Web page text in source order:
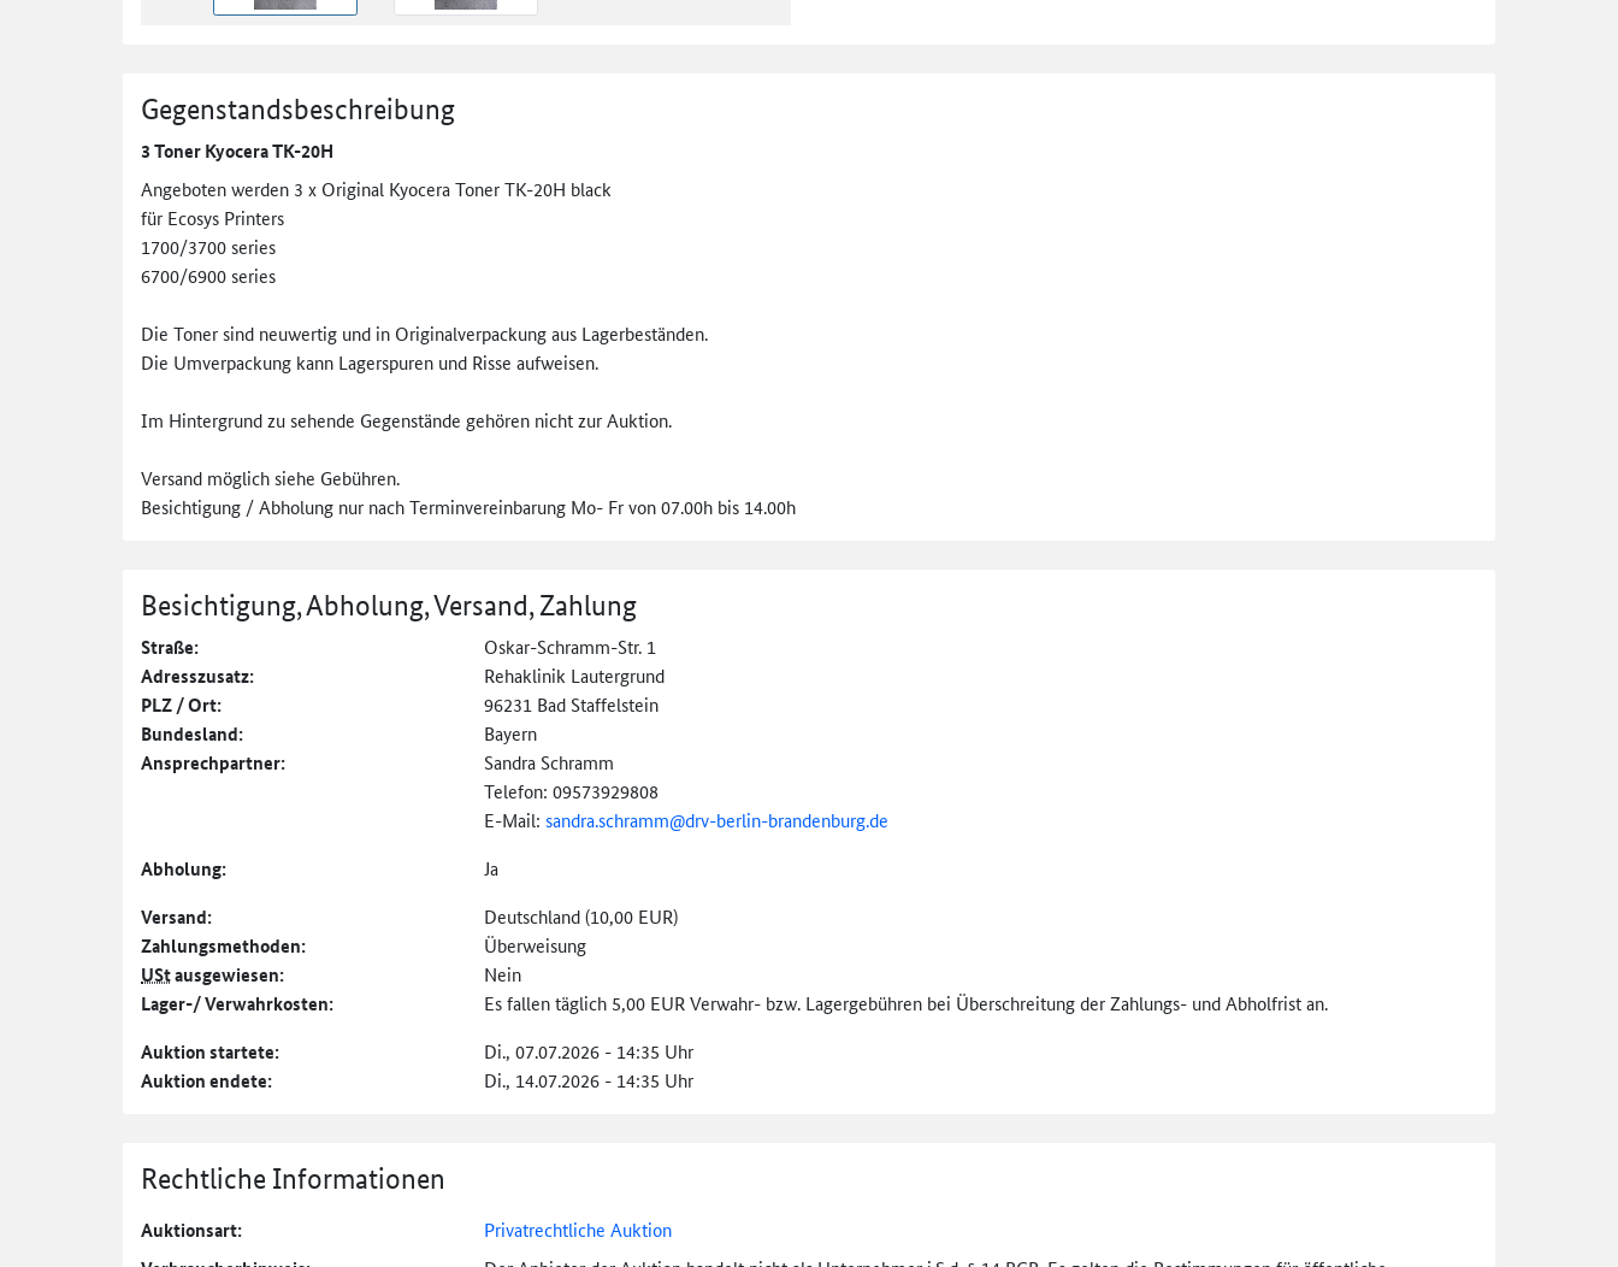
Gegenstandsbeschreibung
3 Toner Kyocera TK-20H
Angeboten werden 3 x Original Kyocera Toner TK-20H black
für Ecosys Printers
1700/3700 series
6700/6900 series
Die Toner sind neuwertig und in Originalverpackung aus Lagerbeständen.
Die Umverpackung kann Lagerspuren und Risse aufweisen.
Im Hintergrund zu sehende Gegenstände gehören nicht zur Auktion.
Versand möglich siehe Gebühren.
Besichtigung / Abholung nur nach Terminvereinbarung Mo- Fr von 07.00h bis 14.00h
Besichtigung, Abholung, Versand, Zahlung
Straße: Oskar-Schramm-Str. 1
Adresszusatz: Rehaklinik Lautergrund
PLZ / Ort: 96231 Bad Staffelstein
Bundesland: Bayern
Ansprechpartner:
Sandra Schramm
Telefon: 09573929808
E-Mail: sandra.schramm@drv-berlin-brandenburg.de
Abholung: Ja
Versand: Deutschland (10,00 EUR)
Zahlungs­methoden: Überweisung
UStausgewiesen: Nein
Lager-/ Verwahrkosten: Es fallen täglich 5,00 EUR Verwahr- bzw. Lagergebühren bei Überschreitung der Zahlungs- und Abholfrist an.
Auktion startete: Di., 07.07.2026 - 14:35 Uhr
Auktion endete: Di., 14.07.2026 - 14:35 Uhr
Rechtliche Informationen
Auktionsart: Privatrechtliche Auktion